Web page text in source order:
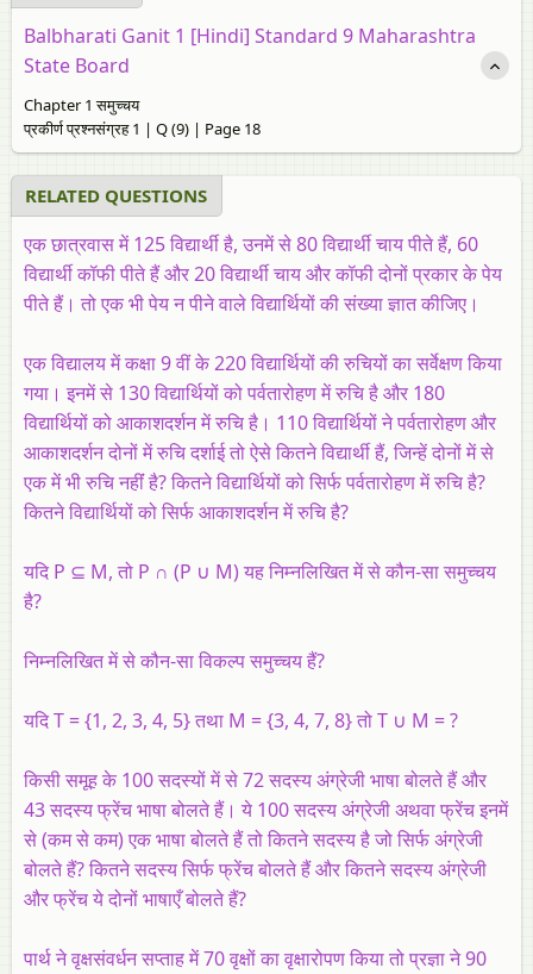
Balbharati Ganit 1 [Hindi] Standard 9 Maharashtra
State Board
Chapter 1 समुच्चय
प्रकीर्ण प्रश्नसंग्रह 1 | Q (9) | Page 18
RELATED QUESTIONS
एक छात्रवास में 125 विद्यार्थी है, उनमें से 80 विद्यार्थी चाय पीते हैं, 60
विद्यार्थी कॉफी पीते हैं और 20 विद्यार्थी चाय और कॉफी दोनों प्रकार के पेय
पीते हैं। तो एक भी पेय न पीने वाले विद्यार्थियों की संख्या ज्ञात कीजिए।
एक विद्यालय में कक्षा 9 वीं के 220 विद्यार्थियों की रुचियों का सर्वेक्षण किया
गया। इनमें से 130 विद्यार्थियों को पर्वतारोहण में रुचि है और 180
विद्यार्थियों को आकाशदर्शन में रुचि है। 110 विद्यार्थियों ने पर्वतारोहण और
आकाशदर्शन दोनों में रुचि दर्शाई तो ऐसे कितने विद्यार्थी हैं, जिन्हें दोनों में से
एक में भी रुचि नहींं है? कितने विद्यार्थियों को सिर्फ पर्वतारोहण में रुचि है?
कितने विद्यार्थियों को सिर्फ आकाशदर्शन में रुचि है?
यदि P ⊆ M, तो P ∩ (P ∪ M) यह निम्नलिखित में से कौन-सा समुच्चय
है?
निम्नलिखित में से कौन-सा विकल्प समुच्चय हैं?
यदि T = {1, 2, 3, 4, 5} तथा M = {3, 4, 7, 8} तो T ∪ M = ?
किसी समूह के 100 सदस्यों में से 72 सदस्य अंग्रेजी भाषा बोलते हैं और
43 सदस्य फ्रेंच भाषा बोलते हैं। ये 100 सदस्य अंग्रेजी अथवा फ्रेंच इनमें
से (कम से कम) एक भाषा बोलते हैं तो कितने सदस्य है जो सिर्फ अंग्रेजी
बोलते हैं? कितने सदस्य सिर्फ फ्रेंच बोलते हैं और कितने सदस्य अंग्रेजी
और फ्रेंच ये दोनों भाषाएँ बोलते हैं?
पार्थ ने वृक्षसंवर्धन सप्ताह में 70 वृक्षों का वृक्षारोपण किया तो प्रज्ञा ने 90